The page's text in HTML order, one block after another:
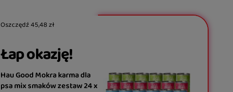
Oszczędź45,48 zł
Łap okazję!
Hau Good Mokra karma dla
psa mix smaków zestaw 24 x